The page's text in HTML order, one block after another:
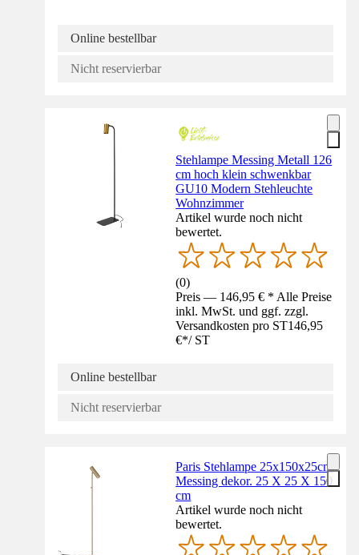
Online bestellbar
Nicht reservierbar
Stehlampe Messing Metall 126
cm hoch klein schwenkbar
GU10 Modern Stehleuchte
Wohnzimmer
Artikel wurde noch nicht
bewertet.
(0)
Preis — 146,95 € * Alle Preise
inkl. MwSt. und ggf. zzgl.
Versandkosten pro ST146,95
€*/ ST
Online bestellbar
Nicht reservierbar
Paris Stehlampe 25x150x25cm
Messing dekor. 25 X 25 X 150
cm
Artikel wurde noch nicht
bewertet.